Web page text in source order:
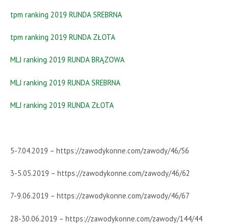
tpm ranking 2019 RUNDA SREBRNA
tpm ranking 2019 RUNDA ZŁOTA
MLJ ranking 2019 RUNDA BRĄZOWA
MLJ ranking 2019 RUNDA SREBRNA
MLJ ranking 2019 RUNDA ZŁOTA
5-7.04.2019 – https://zawodykonne.com/zawody/46/56
3-5.05.2019 – https://zawodykonne.com/zawody/46/62
7-9.06.2019 – https://zawodykonne.com/zawody/46/67
28-30.06.2019 – https://zawodykonne.com/zawody/144/44